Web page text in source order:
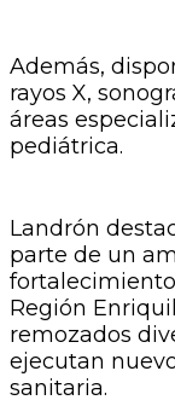
Además,
rayos X,
áreas
pediátrica.
Landrón
parte de un
Región
remozados
ejecutan
sanitaria.